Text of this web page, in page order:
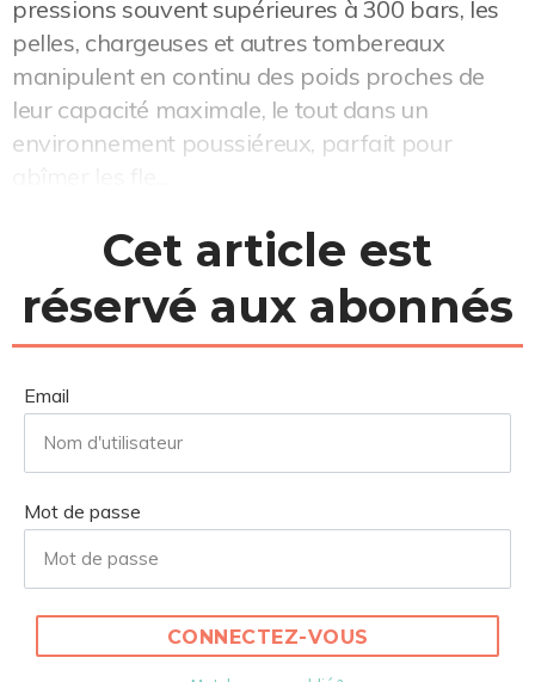
pressions souvent supérieures à 300 bars, les
pelles, chargeuses et autres tombereaux
manipulent en continu des poids proches de
leur capacité maximale, le tout dans un
environnement poussiéreux, parfait pour
Cet article est
réservé aux abonnés
Email
Mot de passe
CONNECTEZ-VOUS